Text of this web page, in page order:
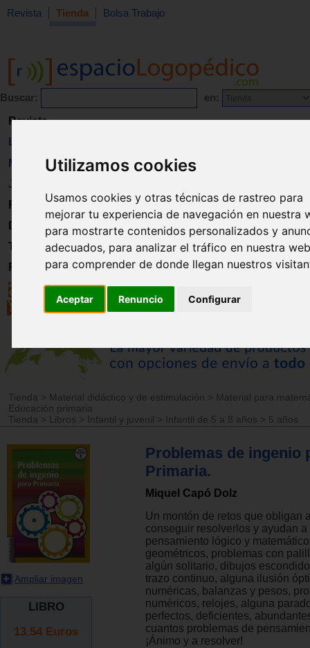
Utilizamos cookies
Usamos cookies y otras técnicas de rastreo para
mejorar tu experiencia de navegación en nuestra
para mostrarte contenidos personalizados y
adecuados, para analizar el tráfico en nuestra
para comprender de donde llegan nuestros
Aceptar Renuncio Configurar
Revista Tienda Bolsa Trabajo
Buscar: en:
Revista
Libros
Material
Juguetes
Formación
Directorio
Trabajo
Registro
Tienda > Material didáctico y de estimulación > Material para
Educación primaria
Tienda
> Libros > Infantil y juvenil > Infantil de 5 a 8 años > 5 años
Ampliar imagen
LIBRO
13.54 Euros
Problemas de ingenio
Primaria.
Miquel Capó Dolz
Un montón de retos que obligan
conseguir resolverlos y ayudan
pensamiento lógico y
geométricos, problemas con
algún solitario, dibujos
trazo continuo, alguna ilusión
numéricas, balanzas y pesos,
numéricos, relojes, alguna
perfectos, deficientes,
cuantos problemas de
¡Ánimo y a resolver!